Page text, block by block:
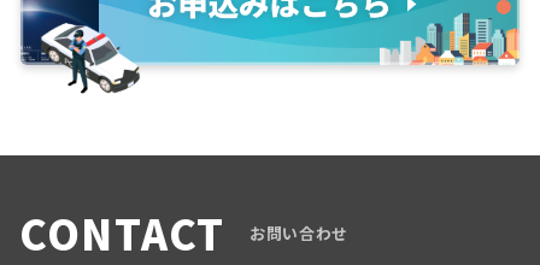
CONTACT お問い合わせ